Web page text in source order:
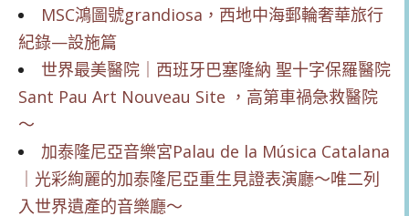
MSC鴻圖號grandiosa，西地中海郵輪奢華旅行
紀錄—設施篇
世界最美醫院｜西班牙巴塞隆納 聖十字保羅醫院
Sant Pau Art Nouveau Site ，高第車禍急救醫院
～
加泰隆尼亞音樂宮Palau de la Música Catalana
｜光彩絢麗的加泰隆尼亞重生見證表演廳～唯二列
入世界遺產的音樂廳～